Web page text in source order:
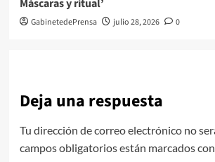
Máscaras y ritual’
GabinetedePrensa julio 28, 2026 0
Deja una respuesta
Tu dirección de correo electrónico no
campos obligatorios están marcados con